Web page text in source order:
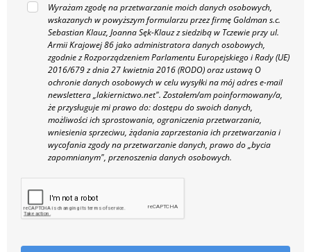
Wyrażam zgodę na przetwarzanie moich danych osobowych,
wskazanych w powyższym formularzu przez firmę Goldman s.c.
Sebastian Klauz, Joanna Sęk-Klauz z siedzibą w Tczewie przy ul.
Armii Krajowej 86 jako administratora danych osobowych,
zgodnie z Rozporządzeniem Parlamentu Europejskiego i Rady (UE)
2016/679 z dnia 27 kwietnia 2016 (RODO) oraz ustawą O
ochronie danych osobowych w celu wysyłki na mój adres e-mail
newslettera „lakiernictwo.net". Zostałem/am poinformowany/a,
że przysługuje mi prawo do: dostępu do swoich danych,
możliwości ich sprostowania, ograniczenia przetwarzania,
wniesienia sprzeciwu, żądania zaprzestania ich przetwarzania i
wycofania zgody na przetwarzanie danych, prawo do „bycia
zapomnianym", przenoszenia danych osobowych.